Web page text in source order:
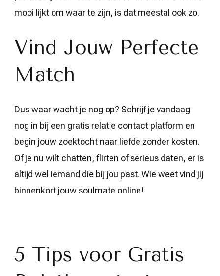
mooi lijkt om waar te zijn, is dat meestal ook zo.
Vind Jouw Perfecte
Match
Dus waar wacht je nog op? Schrijf je vandaag
nog in bij een gratis relatie contact platform en
begin jouw zoektocht naar liefde zonder kosten.
Of je nu wilt chatten, flirten of serieus daten, er is
altijd wel iemand die bij jou past. Wie weet vind jij
binnenkort jouw soulmate online!
5 Tips voor Gratis